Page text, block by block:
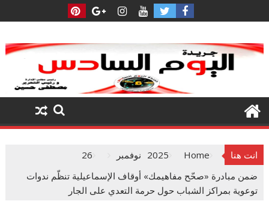
to
انت هنا Home
2025 نوفمبر
26
ضمن مبادرة «صحّح مفاهيمك» أوقاف الإسماعيلية تنظّم ندوات
توعوية بمراكز الشباب حول حرمة التعدي على الجار